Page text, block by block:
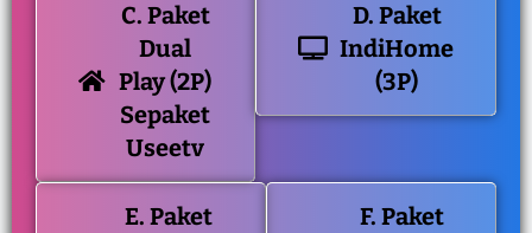
C. Paket
Dual
Play (2P)
Sepaket
Useetv
D. Paket
IndiHome
(3P)
E. Paket
F. Paket